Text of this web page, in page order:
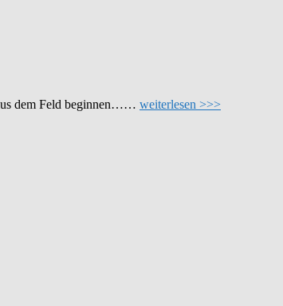
dem Feld beginnen…… weiterlesen >>>